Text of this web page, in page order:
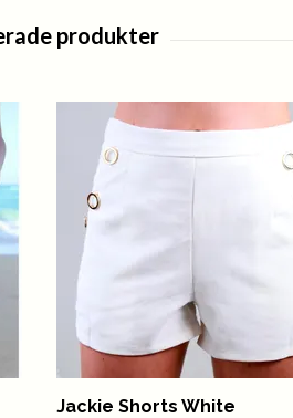
Jackie Shorts White